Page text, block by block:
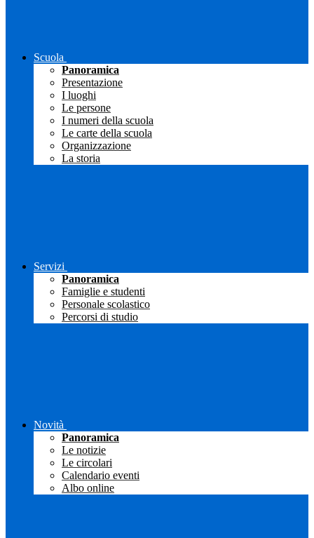
Scuola
Panoramica
Presentazione
I luoghi
Le persone
I numeri della scuola
Le carte della scuola
Organizzazione
La storia
Servizi
Panoramica
Famiglie e studenti
Personale scolastico
Percorsi di studio
Novità
Panoramica
Le notizie
Le circolari
Calendario eventi
Albo online